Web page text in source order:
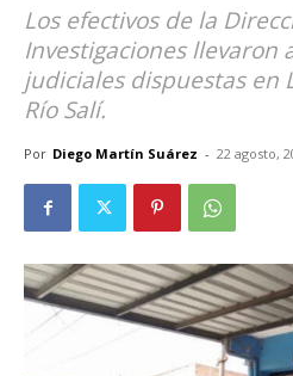
Los efectivos de la
Investigaciones llevaron
judiciales dispuestas en
Río Salí.
Por Diego Martín Suárez - 22 agosto,